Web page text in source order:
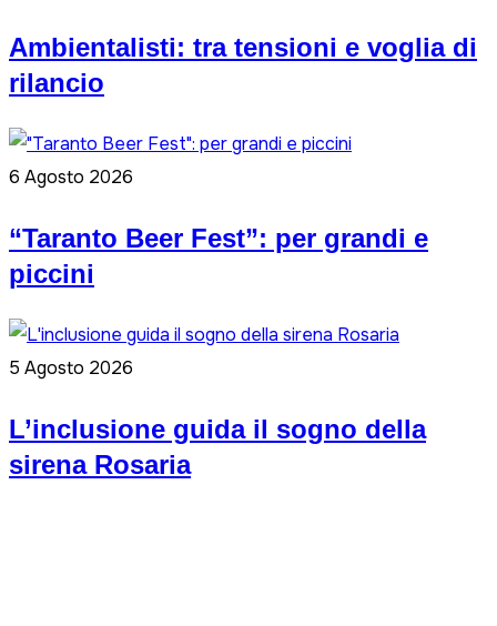
Ambientalisti: tra tensioni e voglia di
rilancio
6 Agosto 2026
“Taranto Beer Fest”: per grandi e
piccini
5 Agosto 2026
L’inclusione guida il sogno della
sirena Rosaria